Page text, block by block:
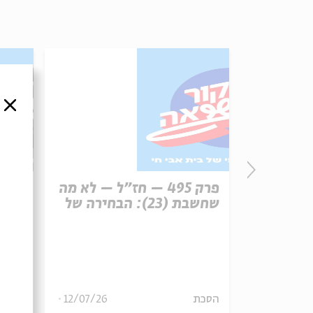
פרק 495 – חז"ל – לא מה
שחשבת (23): הבחירה של
הסכת 12/07/26
סגור